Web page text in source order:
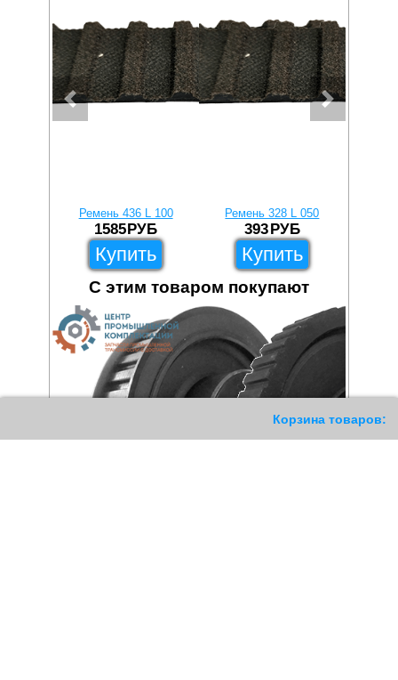
Корзина товаров:
Ремень 436 L 100
1585 РУБ
Купить
Ремень 328 L 050
393 РУБ
Купить
С этим товаром покупают